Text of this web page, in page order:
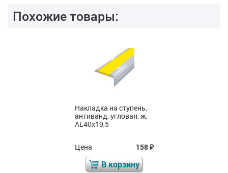
Похожие товары:
Накладка на ступень,
антиванд, угловая, ж,
AL40x19,5
Цена 158₽
В корзину